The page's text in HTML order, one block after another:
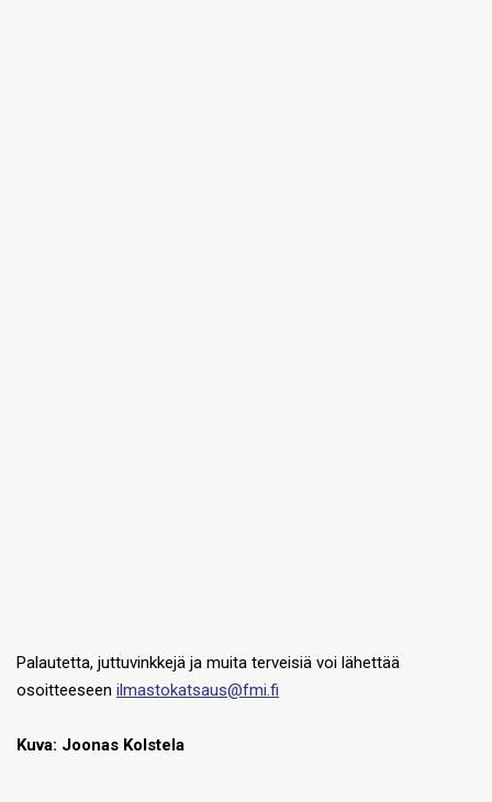
Palautetta, juttuvinkkejä ja muita terveisiä voi lähettää
osoitteeseen ilmastokatsaus@fmi.fi
Kuva: Joonas Kolstela